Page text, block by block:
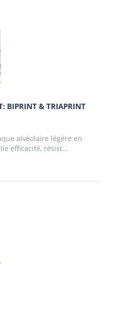
BIPRINT & TRIAPRINT
alvéolaire légère en
efficacité, résist...